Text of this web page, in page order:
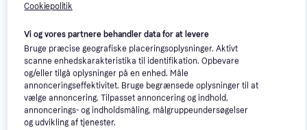
Fenriz Webbing Dressur
Grimeskaft
Kæphestegrimeskaft Delight
Hööks - Lilla
Grimeskaft
Cookiepolitik
Vi og vores partnere behandler data for at levere
Bruge præcise geografiske placeringsoplysninger. Aktivt
scanne enhedskarakteristika til identifikation. Opbevare
og/eller tilgå oplysninger på en enhed. Måle
annonceringseffektivitet. Bruge begrænsede oplysninger til at
vælge annoncering. Tilpasset annoncering og indhold,
annoncerings- og indholdsmåling, målgruppeundersøgelser
og udvikling af tjenester.